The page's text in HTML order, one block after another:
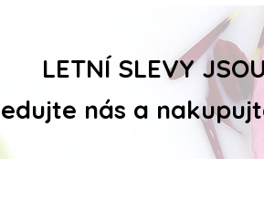
LETNÍ SLEVY
nás a